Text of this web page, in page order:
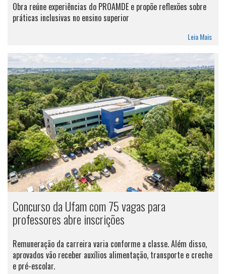
Obra reúne experiências do PROAMDE e propõe reflexões sobre
práticas inclusivas no ensino superior
Leia Mais
Concurso da Ufam com 75 vagas para
professores abre inscrições
Remuneração da carreira varia conforme a classe. Além disso,
aprovados vão receber auxílios alimentação, transporte e creche
e pré-escolar.